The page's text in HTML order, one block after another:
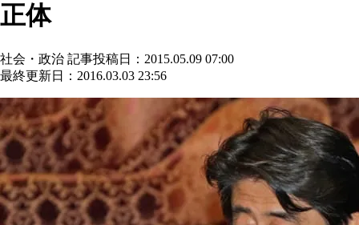
正体
社会・政治 記事投稿日：2015.05.09 07:00
最終更新日：2016.03.03 23:56